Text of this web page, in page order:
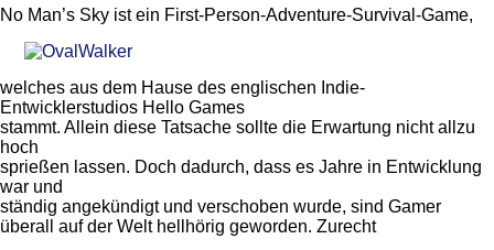
No Man’s Sky ist ein First-Person-Adventure-Survival-Game,
welches aus dem Hause des englischen Indie-
Entwicklerstudios Hello Games
stammt. Allein diese Tatsache sollte die Erwartung nicht allzu
hoch
sprießen lassen. Doch dadurch, dass es Jahre in Entwicklung
war und
ständig angekündigt und verschoben wurde, sind Gamer
überall auf der Welt hellhörig geworden. Zurecht